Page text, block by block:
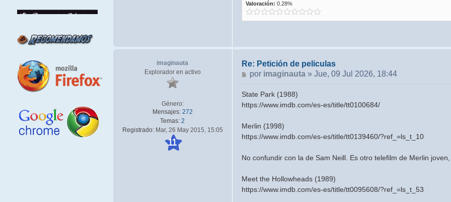
Valoración: 0.28%
imaginauta
Explorador en activo
Género:
Mensajes: 272
Temas: 2
Registrado:Mar, 26 May 2015, 15:05
11
Re: Petición de peliculas
Mensaje
por imaginauta »Jue, 09 Jul 2026, 18:44
State Park (1988)
https://www.imdb.com/es-es/title/tt0100684/
Merlin (1998)
https://www.imdb.com/es-es/title/tt0139460/?ref_=ls_t_10
No confundir con la de Sam Neill. Es otro telefilm de Merlin
Meet the Hollowheads (1989)
https://www.imdb.com/es-es/title/tt0095608/?ref_=ls_t_53